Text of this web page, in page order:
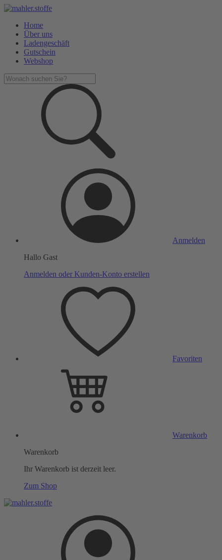
Home
Über uns
Ladengeschäft
Gutschein
Webshop
Anmelden
Hallo Gast
Anmelden oder Kunden-Konto erstellen
Favoriten
Warenkorb
Warenkorb
Ihr Warenkorb ist derzeit leer.
Zum Shop